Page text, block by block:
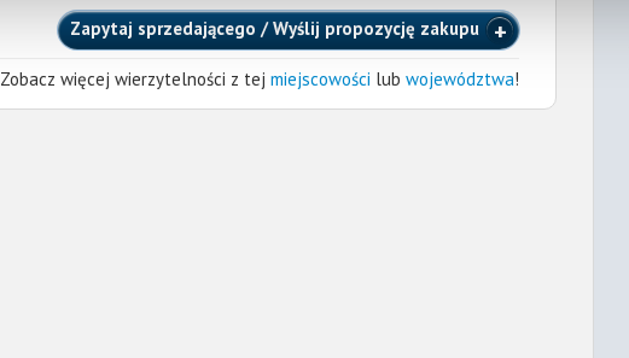
Zapytaj sprzedającego / Wyślij propozycję zakupu
Zobacz więcej wierzytelności z tej miejscowości lub województwa!